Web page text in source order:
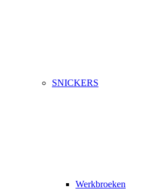
SNICKERS
Werkbroeken